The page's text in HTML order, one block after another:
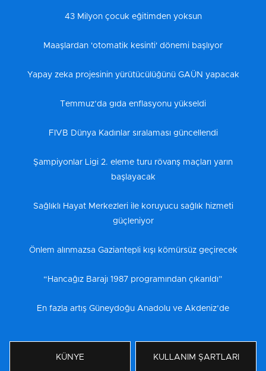
43 Milyon çocuk eğitimden yoksun
Maaşlardan 'otomatik kesinti' dönemi başlıyor
Yapay zeka projesinin yürütücülüğünü GAÜN yapacak
Temmuz’da gıda enflasyonu yükseldi
FIVB Dünya Kadınlar sıralaması güncellendi
Şampiyonlar Ligi 2. eleme turu rövanş maçları yarın
başlayacak
Sağlıklı Hayat Merkezleri ile koruyucu sağlık hizmeti
güçleniyor
Önlem alınmazsa Gaziantepli kışı kömürsüz geçirecek
“Hancağız Barajı 1987 programından çıkarıldı”
En fazla artış Güneydoğu Anadolu ve Akdeniz’de
KÜNYE KULLANIM ŞARTLARI